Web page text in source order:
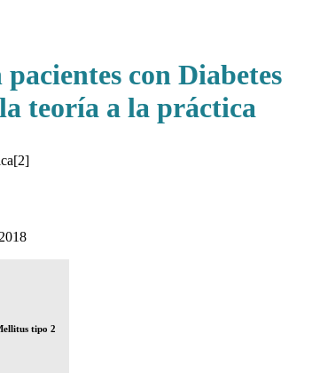
con Diabetes
teoría a la práctica
tipo 2